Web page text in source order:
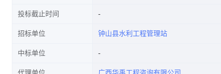
投标截止时间
招标单位 钟山县水利工程管理站
中标单位